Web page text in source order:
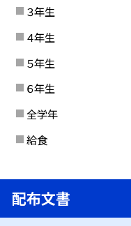
３年生
４年生
５年生
６年生
全学年
給食
配布文書